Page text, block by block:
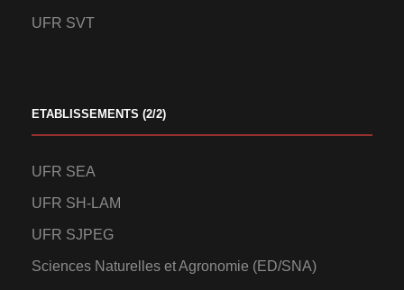
UFR SVT
ETABLISSEMENTS (2/2)
UFR SEA
UFR SH-LAM
UFR SJPEG
Sciences Naturelles et Agronomie (ED/SNA)